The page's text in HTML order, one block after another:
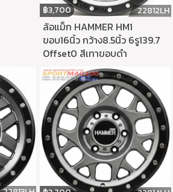
฿3,700 22812LH
ล้อแม็ก HAMMER HM1
ขอบ16นิ้ว กว้าง8.5นิ้ว 6รู139.7
Offset0 สีเทาขอบดำ